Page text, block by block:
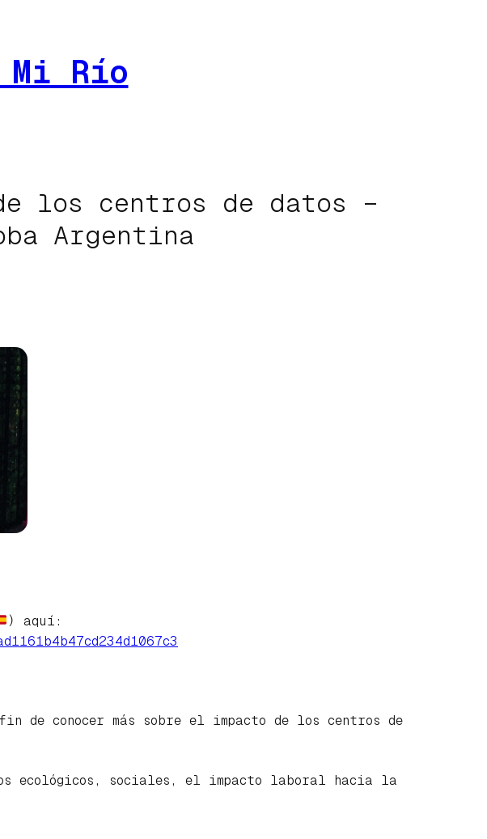
Mi Río
los centros de datos –
Argentina
) aquí:
conocer más sobre el impacto de los centros de
ecológicos, sociales, el impacto laboral hacia la